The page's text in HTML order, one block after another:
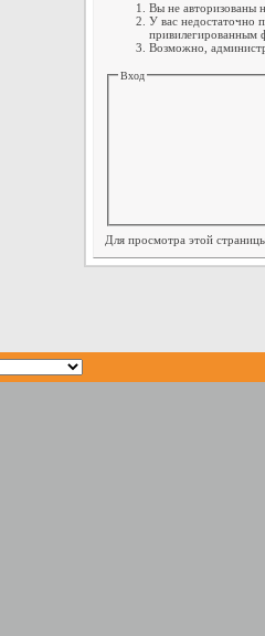
Вы не авторизованы
У вас недостаточно
привилегированным
Возможно,
Вход
Для просмотра этой